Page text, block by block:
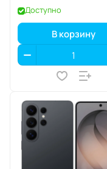
Доступно
В корзину